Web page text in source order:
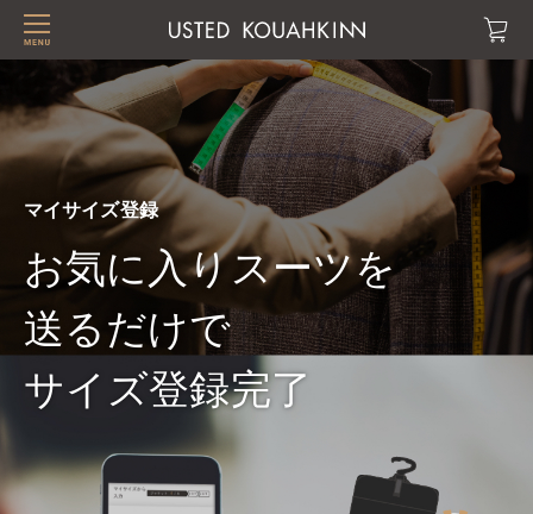
マイサイズ登録
お気に入りスーツを
送るだけで
サイズ登録完了